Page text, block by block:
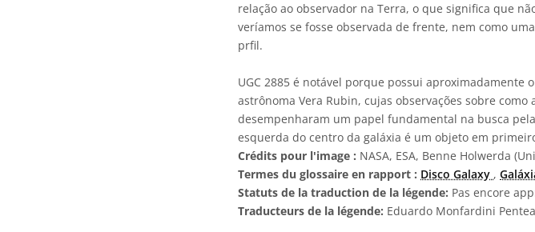
relação ao observador na Terra, o que significa que
veríamos se fosse observada de frente, nem como
prfil.
UGC 2885 é notável porque possui aproximadamente
astrônoma Vera Rubin, cujas observações sobre
desempenharam um papel fundamental na busca
esquerda do centro da galáxia é um objeto em
Crédits pour l'image : NASA, ESA, Benne Holwerda
Termes du glossaire en rapport : Disco Galaxy ,
Statuts de la traduction de la légende: Pas encore
Traducteurs de la légende: Eduardo Monfardini